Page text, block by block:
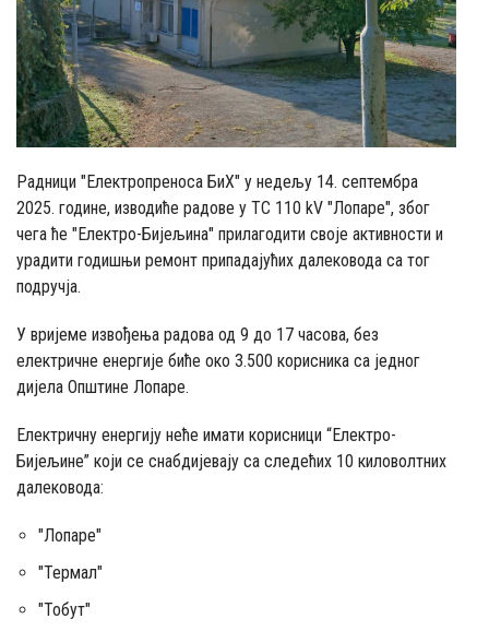
КОНТАКТ
Радници "Електропреноса БиХ" у недељу 14. септембра
2025. године, изводиће радове у ТС 110 kV "Лопаре", због
чега ће "Електро-Бијељина" прилагодити своје активности и
урадити годишњи ремонт припадајућих далековода са тог
подручја.
У вријеме извођења радова од 9 до 17 часова, без
електричне енергије биће око 3.500 корисника са једног
дијела Општине Лопаре.
Електричну енергију неће имати корисници “Електро-
Бијељине” који се снабдијевају са следећих 10 киловолтних
далековода:
"Лопаре"
"Термал"
"Тобут"